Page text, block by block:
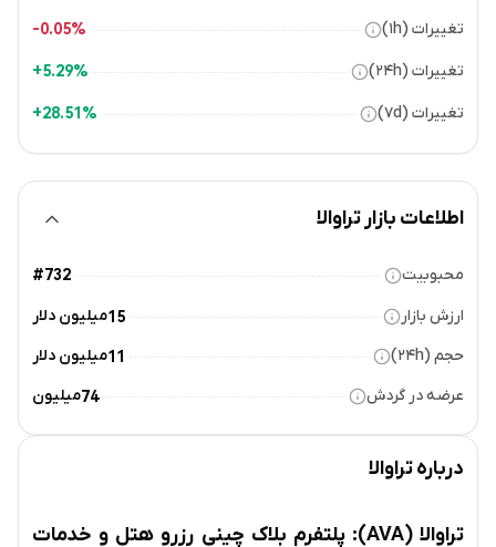
تغییرات (۱h) 0.05%-
تغییرات (۲۴h) 5.29%+
تغییرات (۷d) 28.51%+
اطلاعات بازار تراوالا
محبوبیت #732
ارزش بازار 15میلیون دلار
حجم (۲۴h)
11میلیون دلار
عرضه در گردش
74میلیون
دربارهتراوالا
تراوالا (AVA): پلتفرم بلاک چینی رزرو هتل و خدمات